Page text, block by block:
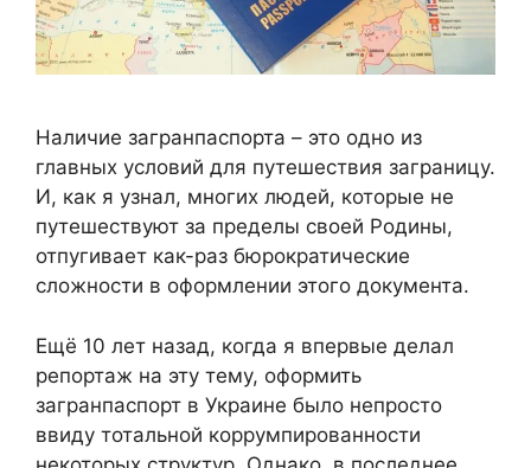
Наличие загранпаспорта – это одно из
главных условий для путешествия заграницу.
И, как я узнал, многих людей, которые не
путешествуют за пределы своей Родины,
отпугивает как-раз бюрократические
сложности в оформлении этого документа.
Ещё 10 лет назад, когда я впервые делал
репортаж на эту тему, оформить
загранпаспорт в Украине было непросто
ввиду тотальной коррумпированности